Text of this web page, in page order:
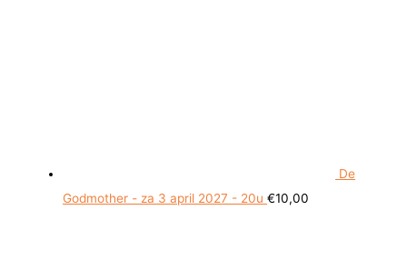
De
Godmother - za 3 april 2027 - 20u €10,00